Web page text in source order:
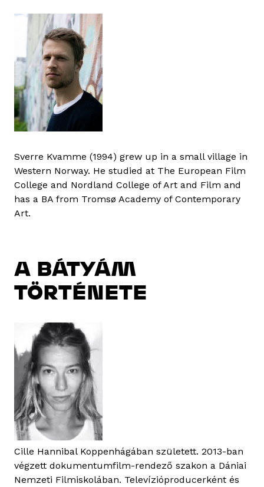
Sverre Kvamme (1994) grew up in a small village in
Western Norway. He studied at The European Film
College and Nordland College of Art and Film and
has a BA from Tromsø Academy of Contemporary
Art.
A BÁTYÁM
TÖRTÉNETE
Cille Hannibal Koppenhágában született. 2013-ban
végzett dokumentumfilm-rendező szakon a Dániai
Nemzeti Filmiskolában. Televízióproducerként és